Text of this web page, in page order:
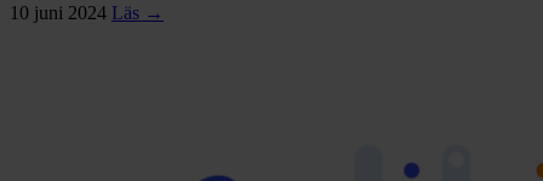
10 juni 2024 Läs →